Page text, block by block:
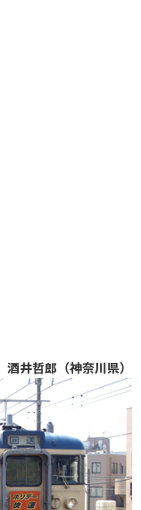
酒井哲郎（神奈川県）